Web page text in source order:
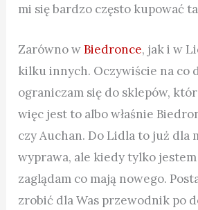
mi się bardzo często kupować
Zarówno wBiedronce, jak i w
kilku innych. Oczywiście na co
ograniczam się do sklepów,
więc jest to albo właśnie
czy Auchan. Do Lidla to już dla
wyprawa, ale kiedy tylko
zaglądam co mają nowego.
zrobić dla Was przewodnik po